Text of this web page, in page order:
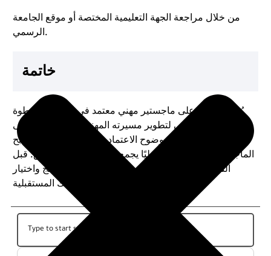
من خلال مراجعة الجهة التعليمية المختصة أو موقع الجامعة
الرسمي.
خاتمة
يُعد الحصول على ماجستير مهني معتمد في السعودية خطوة
ذكية لكل من يسعى لتطوير مسيرته المهنية وتعزيز مكانته فى
سوق العمل. ومع وضوح الاعتماد وتنوع التخصصات، أصبح
الماجستير المهني خيارًا عمليًا يجمع بين الدراسة والتطبيق. قبل
التسجيل، احرص على التحقق من اعتماد البرنامج واختيار